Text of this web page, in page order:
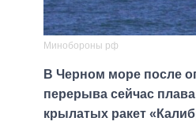
Минобороны рф
В Черном море после
перерыва сейчас
крылатых ракет